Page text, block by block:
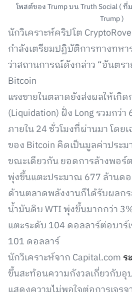
โพสต์ของ Trump บน Truth Social ( ที่
Trump )
นักวิเคราะห์คริปโต
กำลังเตรียมปฏิบัติการทางทห
ว่าสถานการณ์ดังกล่าว “อันตร
Bitcoin
แรงขายในตลาดยังส่งผลให้เกิ
(Liquidation) ฝั่ง Long รวมกว่
ภายใน 24 ชั่วโมงที่ผ่านมา โดย
ของ Bitcoin คิดเป็นมูลค่าประ
ขณะเดียวกัน ยอดการล้างพอร์
พุ่งขึ้นแตะประมาณ 677 ล้านด
ด้านตลาดพลังงานก็ได้รับผลก
น้ำมันดิบ WTI พุ่งขึ้นมากกว่า
แตะระดับ 104 ดอลลาร์ต่อบาร์
101 ดอลลาร์
นักวิเคราะห์จาก Capital.com ร
ขึ้นสะท้อนความกังวลเกี่ยวกับอุ